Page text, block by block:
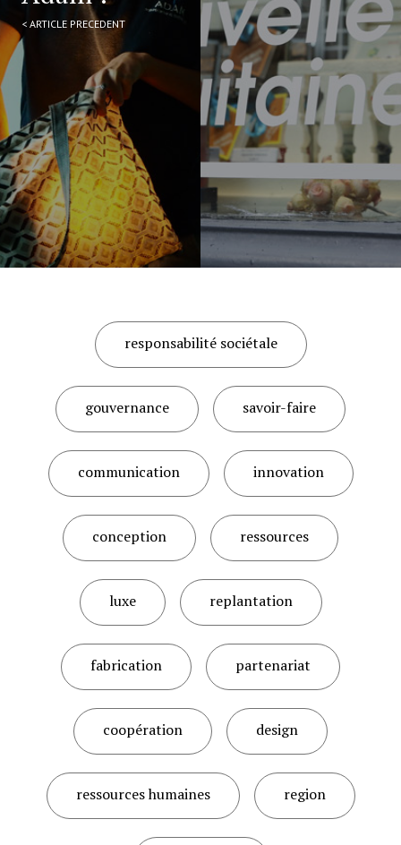
< ARTICLE PRECEDENT
responsabilité sociétale
gouvernance savoir-faire
communication innovation
conception ressources
luxe replantation
fabrication partenariat
coopération design
ressources humaines region